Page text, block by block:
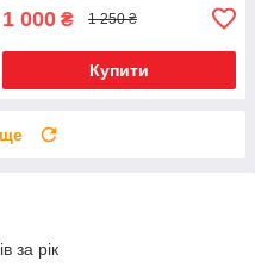
1 000 ₴ 1 250 ₴
Купити
за рік